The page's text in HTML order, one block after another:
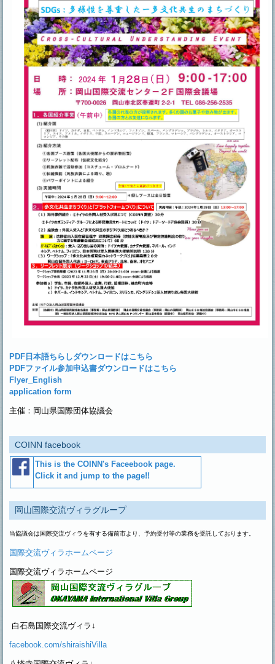
PDF日本語ちらしダウンロードはこちら
PDFファイル参加申込書ダウンロードはこちら
Flyer_English
application form
主催：岡山県国際団体協議会
COINN facebook
This is the COINN's Faceebook page.
Click it and jump to the page!!
岡山国際交流ヴィラグループ
当協議会は国際交流ヴィラを有する備前市より、予約受付等の業務を受託しております。
国際交流ヴィラホームページ
国際交流ヴィラホームページ
白石島国際交流ヴィラ↓
facebook.com/shiraishiVilla